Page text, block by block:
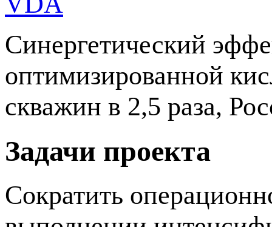
Синергетический
оптимизированной
скважин в 2,5 раза,
Задачи проекта
Сократить